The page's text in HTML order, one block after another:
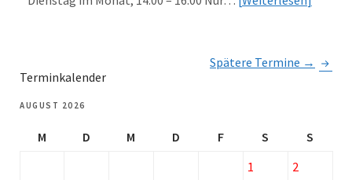
Spätere Termine →
Terminkalender
AUGUST 2026
M D M D F S
S
1
2